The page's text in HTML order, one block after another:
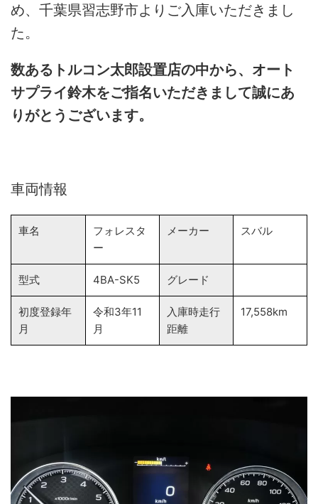
め、千葉県習志野市よりご入庫いただきまし
た。
数あるトルコン太郎設置店の中から、オート
サプライ鈴木をご指名いただきまして誠にあ
りがとうございます。
車両情報
車名
フォレスタ
ー
メーカー スバル
型式 4BA-SK5 グレード
初度登録年
月
令和3年11
月
入庫時走行
距離
17,558km